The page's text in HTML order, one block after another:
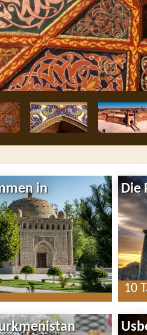
in
Die
10